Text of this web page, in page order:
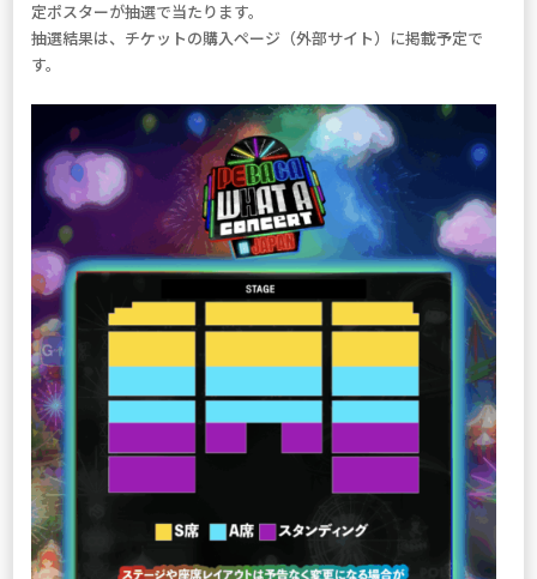
定ポスターが抽選で当たります。
抽選結果は、チケットの購入ページ（外部サイト）に掲載予定で
す。